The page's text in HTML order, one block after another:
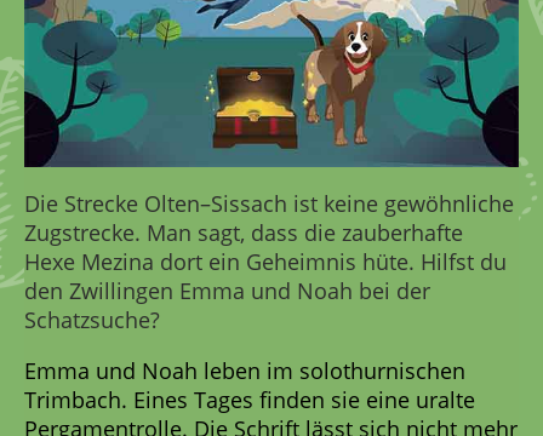
Die Strecke Olten–Sissach ist keine gewöhnliche
Zugstrecke. Man sagt, dass die zauberhafte
Hexe Mezina dort ein Geheimnis hüte. Hilfst du
den Zwillingen Emma und Noah bei der
Schatzsuche?
Emma und Noah leben im solothurnischen
Trimbach. Eines Tages finden sie eine uralte
Pergamentrolle. Die Schrift lässt sich nicht mehr